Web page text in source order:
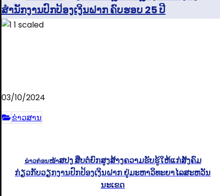
ສຳນັກງານປົກປ້ອງເງິນຝາກ ຄົບຮອບ 25 ປີ
03/10/2024
ຂ່າວສານ
ຂ່າວກ່ອນໜ້າສປງ ສືບຕໍ່ຍົກສູງສ້າງຄວາມຮັບຮູ້ໃຫ້ແກ່ສັງຄົມ
ກ່ຽວກັບວຽກງານປົກປ້ອງເງິນຝາກ ຢູ່ມະຫາວິທະຍາໄລສະຫວັນ
ນະເຂດ